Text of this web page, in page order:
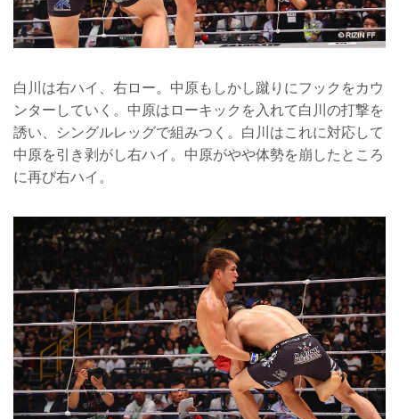
白川は右ハイ、右ロー。中原もしかし蹴りにフックをカウ
ンターしていく。中原はローキックを入れて白川の打撃を
誘い、シングルレッグで組みつく。白川はこれに対応して
中原を引き剥がし右ハイ。中原がやや体勢を崩したところ
に再び右ハイ。